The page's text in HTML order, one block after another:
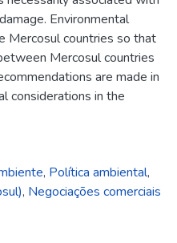
Environmental
Mercosul countries so that
Mercosul countries
are made in
considerations in the
, Política ambiental,
, Negociações comerciais